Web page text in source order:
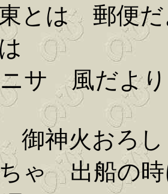
とは 郵便だ
サ 風だより
御神火おろし
ゃ 出船の